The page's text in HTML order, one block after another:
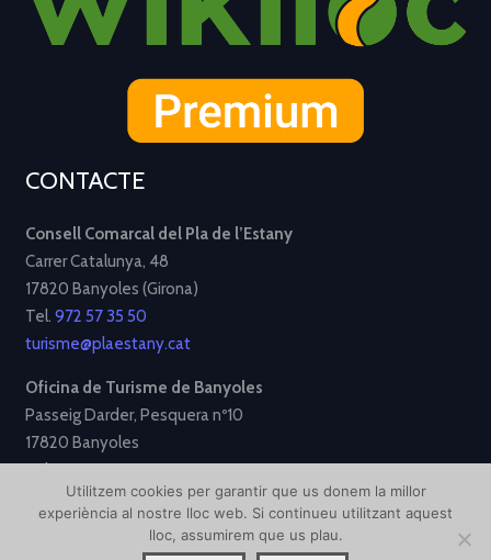
CONTACTE
Consell Comarcal del Pla de l’Estany
Carrer Catalunya, 48
17820 Banyoles (Girona)
Tel. 972 57 35 50
turisme@plaestany.cat
Oficina de Turisme de Banyoles
Passeig Darder, Pesquera nº10
17820 Banyoles
Tel.972 58 34 70
turisme@ajbanyoles.org
[Política de Privacitat][Política de Cookies]
Utilitzem cookies per garantir que us donem la millor
experiència al nostre lloc web. Si continueu utilitzant aquest
lloc, assumirem que us plau.